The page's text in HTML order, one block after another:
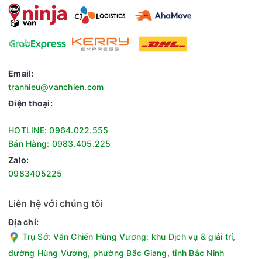
Email:
tranhieu@vanchien.com
Điện thoại:
HOTLINE: 0964.022.555
Bán Hàng: 0983.405.225
Zalo:
0983405225
Liên hệ với chúng tôi
Địa chỉ:
Trụ Sở: Văn Chiến Hùng Vương: khu Dịch vụ & giải trí,
đường Hùng Vương, phường Bắc Giang, tỉnh Bắc Ninh